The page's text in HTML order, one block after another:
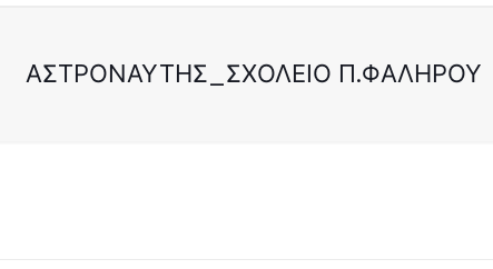
ΑΣΤΡΟΝΑΎΤΗΣ_ΣΧΟΛΕΊΟ Π.ΦΑΛΉΡΟΥ